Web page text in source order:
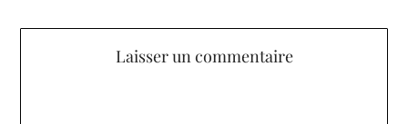
Laisser un commentaire